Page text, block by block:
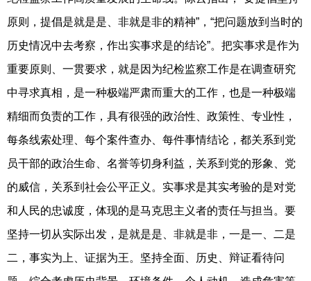
原则，提倡是就是是、非就是非的精神”，“把问题放到当时的
历史情况中去考察，作出实事求是的结论”。把实事求是作为
重要原则、一贯要求，就是因为纪检监察工作是在调查研究
中寻求真相，是一种极端严肃而重大的工作，也是一种极端
精细而负责的工作，具有很强的政治性、政策性、专业性，
每条线索处理、每个案件查办、每件事情结论，都关系到党
员干部的政治生命、名誉等切身利益，关系到党的形象、党
的威信，关系到社会公平正义。实事求是其实考验的是对党
和人民的忠诚度，体现的是马克思主义者的责任与担当。要
坚持一切从实际出发，是就是是、非就是非，一是一、二是
二，事实为上、证据为王。坚持全面、历史、辩证看待问